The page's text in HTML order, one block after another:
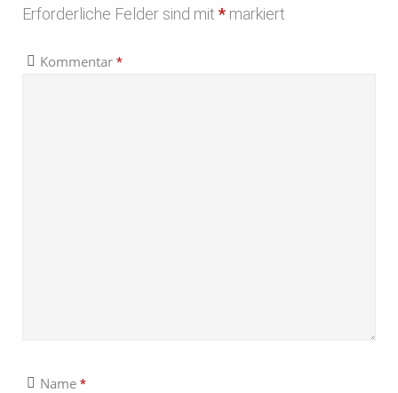
Erforderliche Felder sind mit * markiert
Kommentar *
Name *